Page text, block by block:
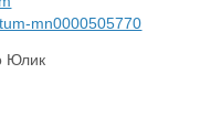
mn0000505770
Юлик